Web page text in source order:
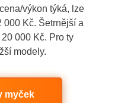
výkon týká, lze
000 Kč. Šetrnější a
000 Kč. Pro ty
modely.
myček